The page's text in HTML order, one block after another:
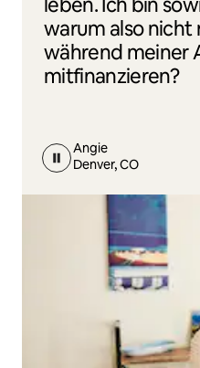
leben. Ich bin
warum also
während meiner
mitfinanzieren?
Angie
Denver, CO